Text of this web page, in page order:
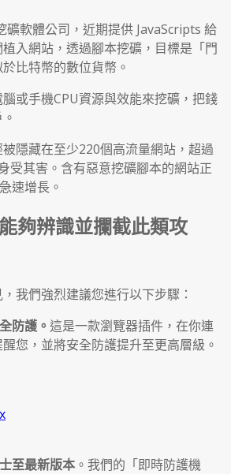
軟體公司，近期提供 JavaScripts 給
入網站，透過腳本挖礦，目標是「門
比特幣的數位貨幣。
或手機CPU資源與效能來挖礦，把錢
隱藏在至少220個高流量網站，超過
受其害。含有惡意挖礦腳本的網站正
速增長。
夠辨識並攔截此類攻
我們強烈建議您進行以下步驟：
防護。 這是一款瀏覽器插件，在你連
您，並將安全防護提升至更高層級。
至最新版本 。我們的「即時防護機